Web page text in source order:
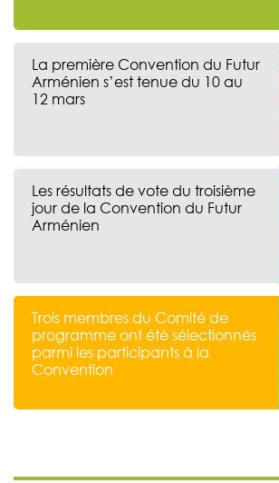
La première Convention du Futur
Arménien s’est tenue du 10 au
12 mars
Les résultats de vote du troisième
jour de la Convention du Futur
Arménien
Trois membres du Comité de
programme ont été sélectionnés
parmi les participants à la
Convention